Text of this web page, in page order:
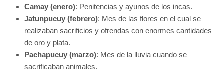
Camay (enero): Penitencias y ayunos de los incas.
Jatunpucuy (febrero): Mes de las flores en el cual se
realizaban sacrificios y ofrendas con enormes cantidades
de oro y plata.
Pachapucuy (marzo): Mes de la lluvia cuando se
sacrificaban animales.